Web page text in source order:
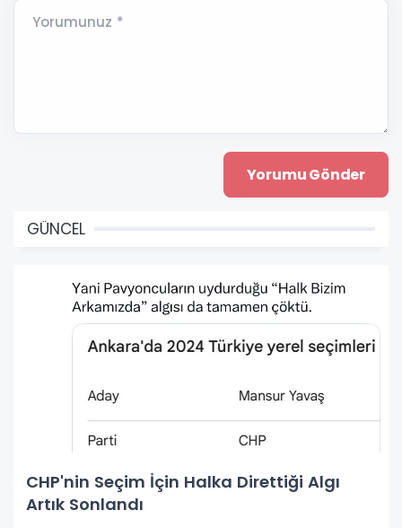
Yorumunuz *
GÜNCEL
CHP'nin Seçim İçin Halka Direttiği Algı
Artık Sonlandı